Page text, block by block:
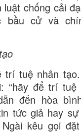
luật chống cải
bầu cử và
trí tuệ nhân
“hãy để trí
đến hòa
tức giả hay
kêu gọi